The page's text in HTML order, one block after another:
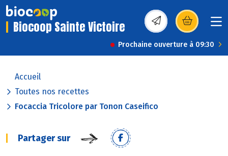
Biocoop Sainte Victoire (s’ouvre dans une
Prochaine ouverture à 09:30
Accueil
Toutes nos recettes
Focaccia Tricolore par Tonon Caseifico
Partager sur